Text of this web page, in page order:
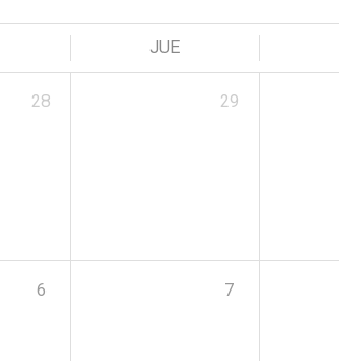
JUE
28 29
6 7